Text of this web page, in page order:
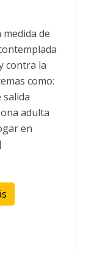
de
contra la
como:
adulta
en